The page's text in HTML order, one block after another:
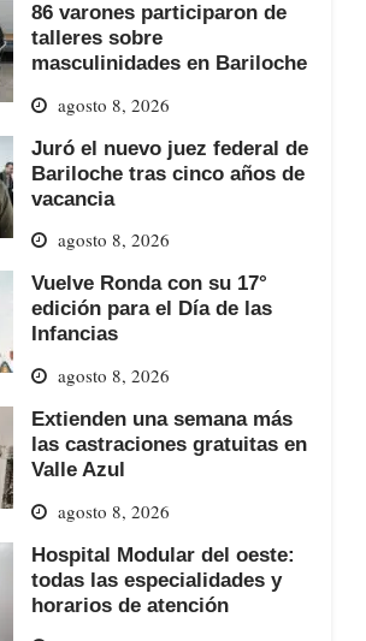
86 varones participaron de
talleres sobre
masculinidades en Bariloche
agosto 8, 2026
Juró el nuevo juez federal de
Bariloche tras cinco años de
vacancia
agosto 8, 2026
Vuelve Ronda con su 17°
edición para el Día de las
Infancias
agosto 8, 2026
Extienden una semana más
las castraciones gratuitas en
Valle Azul
agosto 8, 2026
Hospital Modular del oeste:
todas las especialidades y
horarios de atención